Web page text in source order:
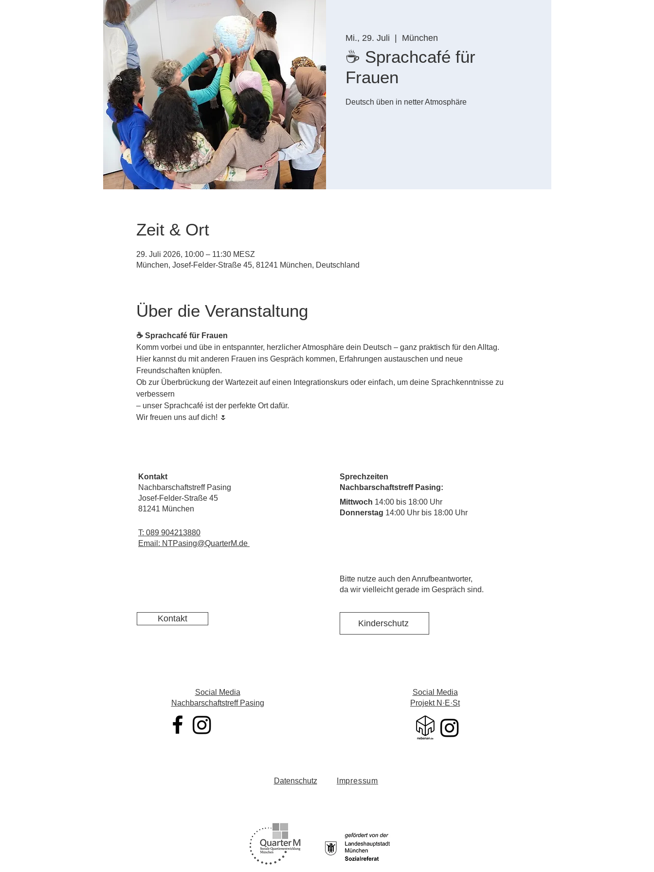
Mi., 29. Juli München
☕ Sprachcafé für
Frauen
Deutsch üben in netter Atmosphäre
Zeit & Ort
29. Juli 2026, 10:00 – 11:30 MESZ
München, Josef-Felder-Straße 45, 81241 München, Deutschland
Über die Veranstaltung
☕ Sprachcafé für Frauen
Komm vorbei und übe in entspannter, herzlicher Atmosphäre dein Deutsch – ganz praktisch für den Alltag.
Hier kannst du mit anderen Frauen ins Gespräch kommen, Erfahrungen austauschen und neue
Freundschaften knüpfen.
Ob zur Überbrückung der Wartezeit auf einen Integrationskurs oder einfach, um deine Sprachkenntnisse zu
verbessern
– unser Sprachcafé ist der perfekte Ort dafür.
Wir freuen uns auf dich! 🌷
Kontakt
Nachbarschaftstreff Pasing
Josef-Felder-Straße 45
81241 München
T: 089 904213880
Email: NTPasing@QuarterM.de
Kontakt
Sprechzeiten
Nachbarschaftstreff Pasing:
Mittwoch 14:00 bis 18:00 Uhr
Donnerstag 14:00 Uhr bis 18:00 Uhr
​Bitte nutze auch den Anrufbeantworter,
da wir vielleicht gerade im Gespräch sind.
Kinderschutz
Social Media
Nachbarschaftstreff Pasing
Social Media
Projekt N·E·St
Datenschutz Impressum